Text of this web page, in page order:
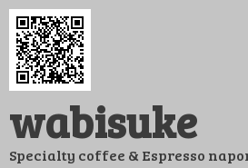
コ
ン
ツ
ス
wabisuke
Specialty coffee & Espresso